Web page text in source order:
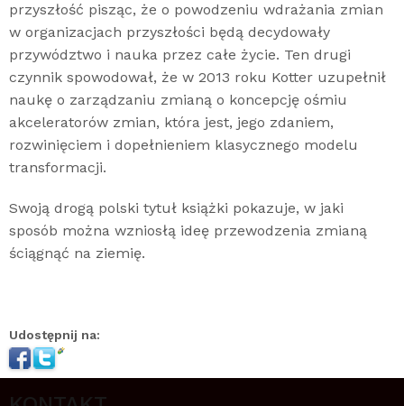
przyszłość pisząc, że o powodzeniu wdrażania zmian
w organizacjach przyszłości będą decydowały
przywództwo i nauka przez całe życie. Ten drugi
czynnik spowodował, że w 2013 roku Kotter uzupełnił
naukę o zarządzaniu zmianą o koncepcję ośmiu
akceleratorów zmian, która jest, jego zdaniem,
rozwinięciem i dopełnieniem klasycznego modelu
transformacji.
Swoją drogą polski tytuł książki pokazuje, w jaki
sposób można wzniosłą ideę przewodzenia zmianą
ściągnąć na ziemię.
Udostępnij na: